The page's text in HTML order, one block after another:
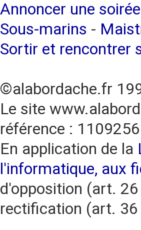
Annoncer une soirée
Sous-marins -
Sortir et rencontrer
©alabordache.fr
Le site
référence : 1109256
En application de la
l'informatique, aux
d'opposition (art.
rectification (art. 36